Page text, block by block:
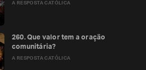
A RESPOSTA CATÓLICA
A RESPOSTA CATÓLICA
260. Que valor tem a oração
comunitária?